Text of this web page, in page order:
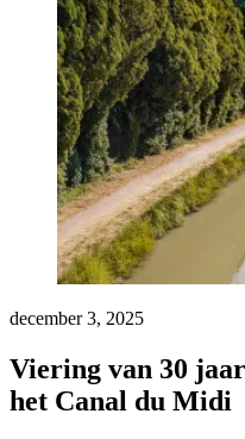
december 3, 2025
Viering van 30
het Canal du Midi